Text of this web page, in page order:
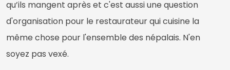
qu’ils mangent après et c'est aussi une question
d'organisation pour le restaurateur qui cuisine la
même chose pour l'ensemble des népalais. N'en
soyez pas vexé.